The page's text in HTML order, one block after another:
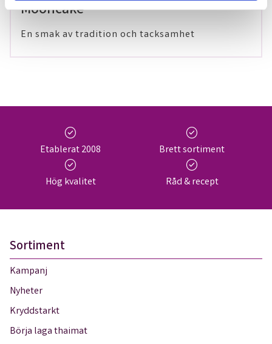
Mooncake
En smak av tradition och tacksamhet
check_circle
Etablerat 2008
check_circle
Brett sortiment
check_circle
Hög kvalitet
check_circle
Råd & recept
Sortiment
Kampanj
Nyheter
Kryddstarkt
Börja laga thaimat